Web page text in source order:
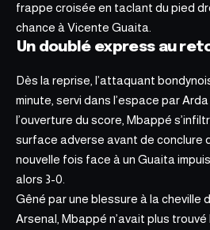
frappe croisée en taclant du pied
chance à Vicente Guaita.
Un doublé express au
Dès la reprise, l’attaquant
minute, servi dans l’espace par
l’ouverture du score, Mbappé
surface adverse avant de conclure
nouvelle fois face à un Guaita
alors 3-0.
Gêné par une blessure à la
Arsenal, Mbappé n’avait plus